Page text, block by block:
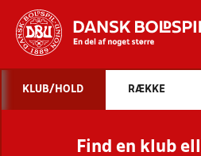
STILLINGER,
KLUB/HOLD RÆKKE
Find en klub